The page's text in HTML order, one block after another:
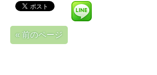
« 前のページ